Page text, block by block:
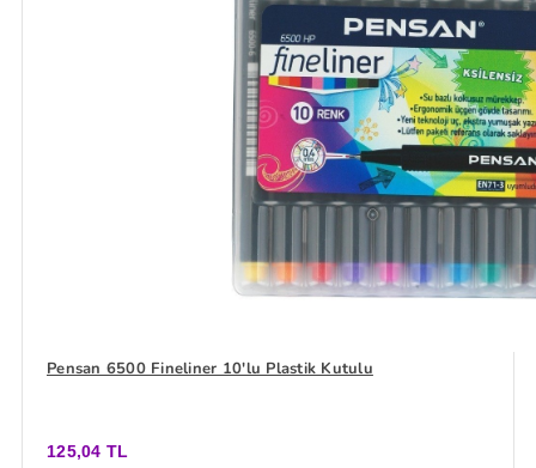
Pensan 6500 Fineliner 10'lu Plastik Kutulu
125,04 TL